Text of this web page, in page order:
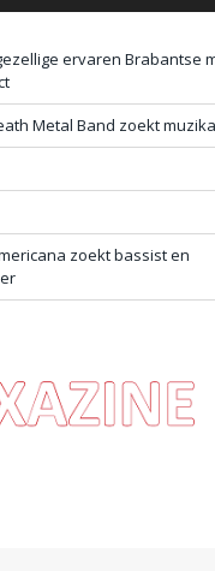
ervaren Brabantse
Metal Band zoekt
zoekt bassist en